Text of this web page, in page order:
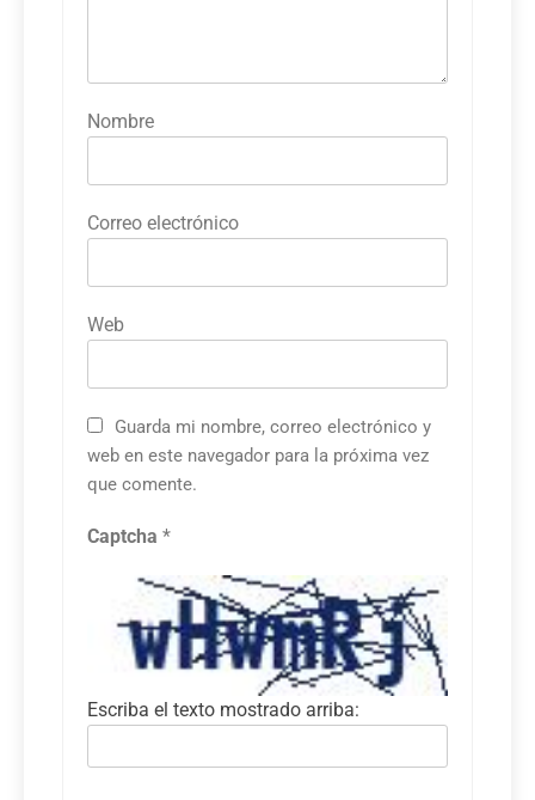
Nombre
Correo electrónico
Web
Guarda mi nombre, correo electrónico y
web en este navegador para la próxima vez
que comente.
Captcha *
Escriba el texto mostrado arriba: